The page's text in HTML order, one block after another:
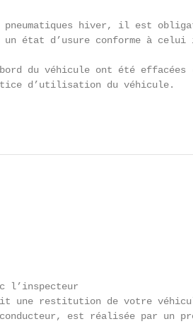
hiver, il est
état d’usure conforme à celui
du véhicule ont été
d’utilisation du véhicule.
l’inspecteur
une restitution de votre
est réalisée par un